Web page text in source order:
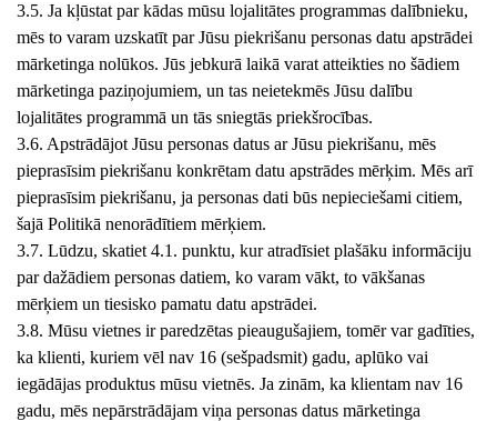
3.5. Ja kļūstat par kādas mūsu lojalitātes programmas dalībnieku,
mēs to varam uzskatīt par Jūsu piekrišanu personas datu apstrādei
mārketinga nolūkos. Jūs jebkurā laikā varat atteikties no šādiem
mārketinga paziņojumiem, un tas neietekmēs Jūsu dalību
lojalitātes programmā un tās sniegtās priekšrocības.
3.6. Apstrādājot Jūsu personas datus ar Jūsu piekrišanu, mēs
pieprasīsim piekrišanu konkrētam datu apstrādes mērķim. Mēs arī
pieprasīsim piekrišanu, ja personas dati būs nepieciešami citiem,
šajā Politikā nenorādītiem mērķiem.
3.7. Lūdzu, skatiet 4.1. punktu, kur atradīsiet plašāku informāciju
par dažādiem personas datiem, ko varam vākt, to vākšanas
mērķiem un tiesisko pamatu datu apstrādei.
3.8. Mūsu vietnes ir paredzētas pieaugušajiem, tomēr var gadīties,
ka klienti, kuriem vēl nav 16 (sešpadsmit) gadu, aplūko vai
iegādājas produktus mūsu vietnēs. Ja zinām, ka klientam nav 16
gadu, mēs nepārstrādājam viņa personas datus mārketinga